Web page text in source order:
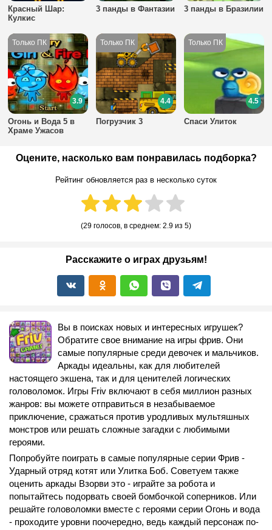
Вы в поисках новых и интересных игрушек?
Обратите свое внимание на игры фрив. Они
самые популярные среди девочек и мальчиков.
Аркады идеальны, как для любителей
настоящего экшена, так и для ценителей логических
головоломок. Игры Friv включают в себя миллион разных
жанров: вы можете отправиться в незабываемое
приключение, сражаться против уродливых мультяшных
монстров или решать сложные загадки с любимыми
героями.
Попробуйте поиграть в самые популярные серии Фрив -
Ударный отряд котят или Улитка Боб. Советуем также
оценить аркады Взорви это - играйте за робота и
попытайтесь подорвать своей бомбочкой соперников. Или
решайте головоломки вместе с героями серии Огонь и вода
- проходите уровни поочередно, ведь каждый персонаж по-
Красный Шар:
Кулкис
3 панды в Фантазии 3 панды в Бразилии
Огонь и Вода 5 в
Храме Ужасов
3.9
Погрузчик 3
4.4
Спаси Улиток
4.5
Оцените, насколько вам понравилась подборка?
Рейтинг обновляется раз в несколько суток
(29 голосов , в среднем: 2.9 из 5)
Расскажите о играх друзьям!